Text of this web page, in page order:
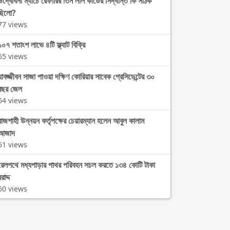
views
শতাংশ লাভে ৪টি ফ্ল্যাট বিক্রি
views
সাজা পাওয়া দক্ষিণ কোরিয়ার সাবেক প্রেসিডেন্টের ৩০
জেল
views
উন্নয়ন কর্তৃপক্ষের চেয়ারম্যান হলেন আবুল কালাম
views
মধ্যপাড়ার পাথর পরিবহন সচল করতে ১৩৪ কোটি টাকা
views